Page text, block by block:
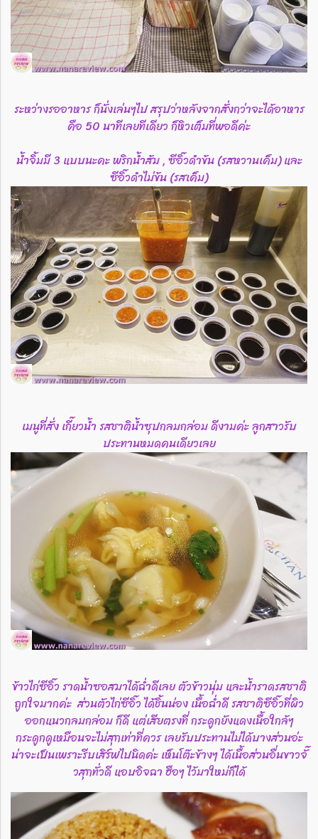
ระหว่างรออาหาร ก็นั่งเล่นๆไป สรุปว่าหลังจากสั่งกว่าจะได้อาหาร
คือ 50 นาทีเลยทีเดียว ก็หิวเต็มที่พอดีค่ะ
น้ำจิ้มมี 3 แบบนะคะ พริกน้ำส้ม , ซีอิ๊วดำข้น (รสหวานเค็ม) และ
ซีอิ๊วดำไม่ข้น (รสเค็ม)
เมนูที่สั่ง เกี๊ยวน้ำ รสชาติน้ำซุปกลมกล่อม ดีงามค่ะ ลูกสาวรับ
ประทานหมดคนเดียวเลย
ข้าวไก่ซีอิ๊ว ราดน้ำซอสมาได้ฉ่ำดีเลย ตัวข้าวนุ่ม และน้ำราดรสชาติ
ถูกใจมากค่ะ ส่วนตัวไก่ซีอิ๊ว ได้ชิ้นน่อง เนื้อฉ่ำดี รสชาติซีอิ๊วที่ผิว
ออกแนวกลมกล่อม ก็ดี แต่เสียตรงที่ กระดูกยังแดงเนื้อใกล้ๆ
กระดูกดูเหมือนจะไม่สุกเท่าที่ควร เลยรับประทานไม่ได้บางส่วนอ่ะ
น่าจะเป็นเพราะรีบเสิร์ฟไปนิดค่ะ เห็นโต๊ะข้างๆ ได้เนื้อส่วนอื่นขาวจั๊
วสุกทั่วดี แอบอิจฉา ฮือๆ ไว้มาใหม่ก็ได้